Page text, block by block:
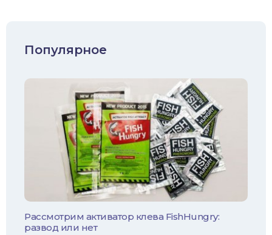
Судак
Плотва
Линь
Популярное
Рассмотрим активатор клева FishHungry:
развод или нет